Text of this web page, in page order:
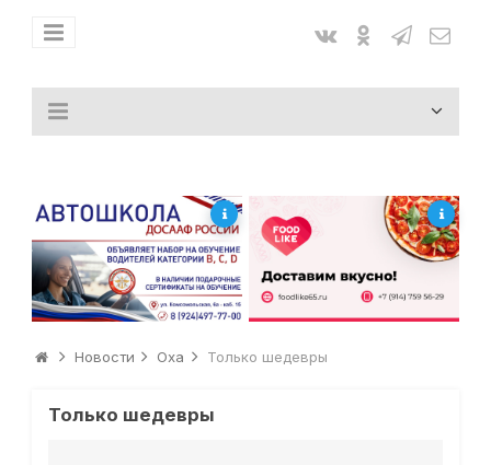
Новости Оха Только шедевры
Только шедевры